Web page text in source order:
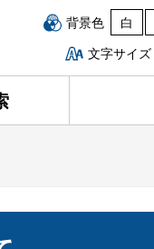
背景色 白
文字サイズ